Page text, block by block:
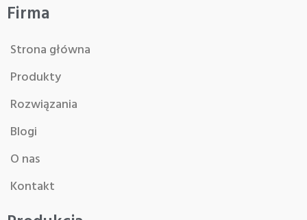
Firma
Strona główna
Produkty
Rozwiązania
Blogi
O nas
Kontakt